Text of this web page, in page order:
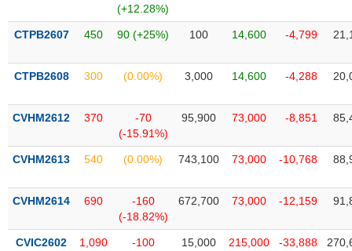
(+12.28%)
CTPB2607 450 90 (+25%) 100 14,600 -4,799
CTPB2608 300 (0.00%) 3,000 14,600 -4,288
CVHM2612 370
-70
(-15.91%)
95,900 73,000 -8,851
CVHM2613 540 (0.00%) 743,100 73,000 -10,768
CVHM2614 690
-160
(-18.82%)
672,700 73,000 -12,159
CVIC2602 1,090
-100
15,000 215,000 -33,888
ngữ
(-)
Dịch
(-)
Đào